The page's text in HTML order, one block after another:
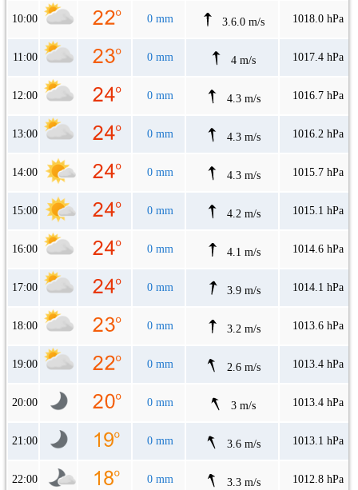
10:00 0 mm 3.6.0 m/s 1018.0 hPa
11:00 0 mm 4 m/s 1017.4 hPa
12:00 0 mm 4.3 m/s 1016.7 hPa
13:00 0 mm 4.3 m/s 1016.2 hPa
14:00 0 mm 4.3 m/s 1015.7 hPa
15:00 0 mm 4.2 m/s 1015.1 hPa
16:00 0 mm 4.1 m/s 1014.6 hPa
17:00 0 mm 3.9 m/s 1014.1 hPa
18:00 0 mm 3.2 m/s 1013.6 hPa
19:00 0 mm 2.6 m/s 1013.4 hPa
20:00 0 mm 3 m/s 1013.4 hPa
21:00 0 mm 3.6 m/s 1013.1 hPa
22:00 0 mm 3.3 m/s 1012.8 hPa